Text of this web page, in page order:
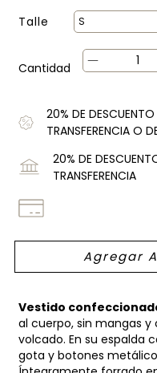
Talle
Cantidad
20% DE
TRANSFERENCIA O
20% DE
TRANSFERENCIA
Vestido
al cuerpo, sin mangas
volcado. En su espalda
gota y botones